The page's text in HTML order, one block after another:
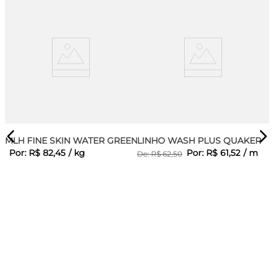
MLH FINE SKIN WATER GREEN
Por: R$ 82,45 / kg
LINHO WASH PLUS QUAKER
De:R$ 62,50 Por: R$ 61,52 / m